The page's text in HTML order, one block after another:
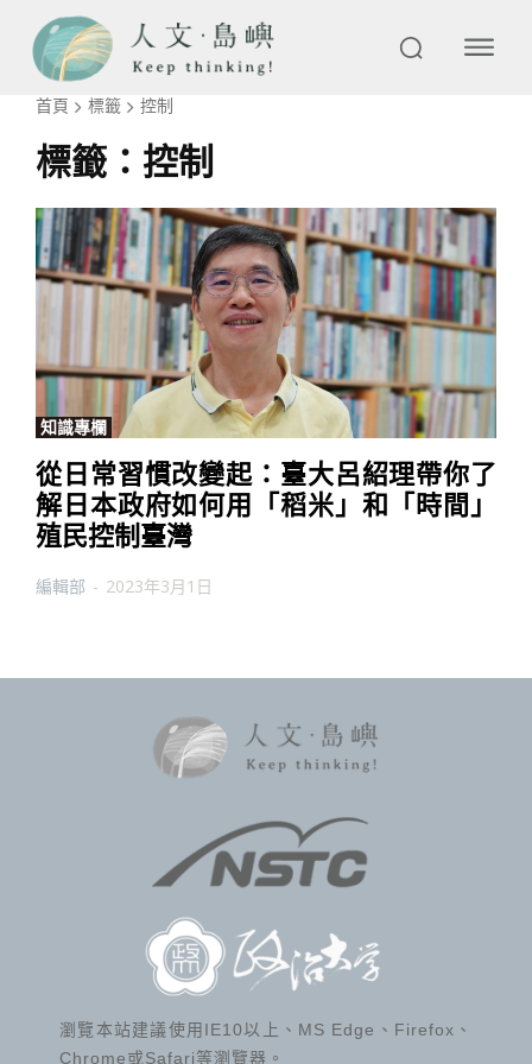
首頁 標籤 控制
標籤： 控制
知識專欄
從日常習慣改變起：臺大呂紹理帶你了
解日本政府如何用「稻米」和「時間」
殖民控制臺灣
編輯部 - 2023年3月1日
瀏覽本站建議使用IE10以上、MS Edge、Firefox、
Chrome或Safari等瀏覽器。